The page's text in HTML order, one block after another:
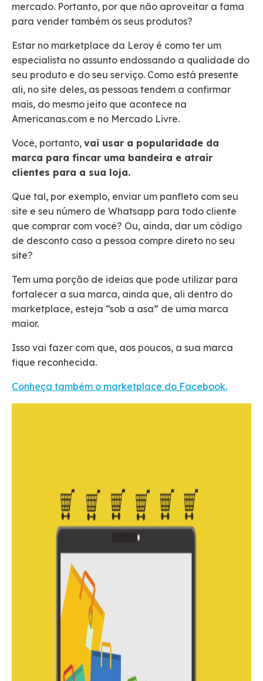
mercado. Portanto, por que não aproveitar a fama
para vender também os seus produtos?
Estar no marketplace da Leroy é como ter um
especialista no assunto endossando a qualidade do
seu produto e do seu serviço. Como está presente
ali, no site deles, as pessoas tendem a confirmar
mais, do mesmo jeito que acontece na
Americanas.com e no Mercado Livre.
Você, portanto, vai usar a popularidade da
marca para fincar uma bandeira e atrair
clientes para a sua loja.
Que tal, por exemplo, enviar um panfleto com seu
site e seu número de Whatsapp para todo cliente
que comprar com você? Ou, ainda, dar um código
de desconto caso a pessoa compre direto no seu
site?
Tem uma porção de ideias que pode utilizar para
fortalecer a sua marca, ainda que, ali dentro do
marketplace, esteja “sob a asa” de uma marca
maior.
Isso vai fazer com que, aos poucos, a sua marca
fique reconhecida.
Conheça também o marketplace do Facebook.